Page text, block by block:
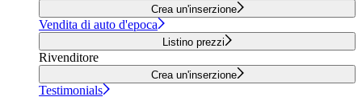
Crea un'inserzione
Vendita di auto d'epoca
Listino prezzi
Rivenditore
Crea un'inserzione
Testimonials